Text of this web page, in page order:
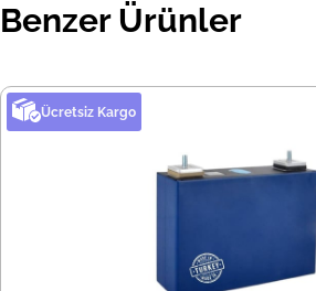
Benzer Ürünler
Ücretsiz Kargo